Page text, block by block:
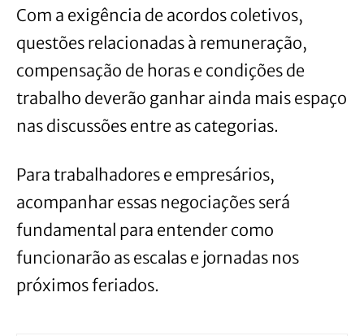
Com a exigência de acordos coletivos,
questões relacionadas à remuneração,
compensação de horas e condições de
trabalho deverão ganhar ainda mais espaço
nas discussões entre as categorias.
Para trabalhadores e empresários,
acompanhar essas negociações será
fundamental para entender como
funcionarão as escalas e jornadas nos
próximos feriados.